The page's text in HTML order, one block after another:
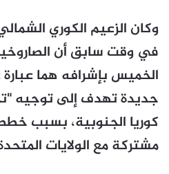
وكان الزعيم الكوري
في وقت سابق أن
الخميس بإشرافه هما
جديدة تهدف إلى توجيه
كوريا الجنوبية، بسبب
مشتركة مع الولايات